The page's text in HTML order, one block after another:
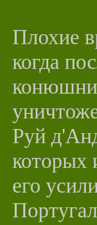
Плохие
когда
конюшни
Руй
которых
его